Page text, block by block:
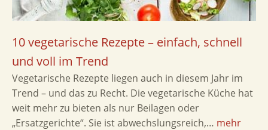
10 vegetarische Rezepte – einfach, schnell
und voll im Trend
Vegetarische Rezepte liegen auch in diesem Jahr im
Trend – und das zu Recht. Die vegetarische Küche hat
weit mehr zu bieten als nur Beilagen oder
„Ersatzgerichte“. Sie ist abwechslungsreich,… mehr